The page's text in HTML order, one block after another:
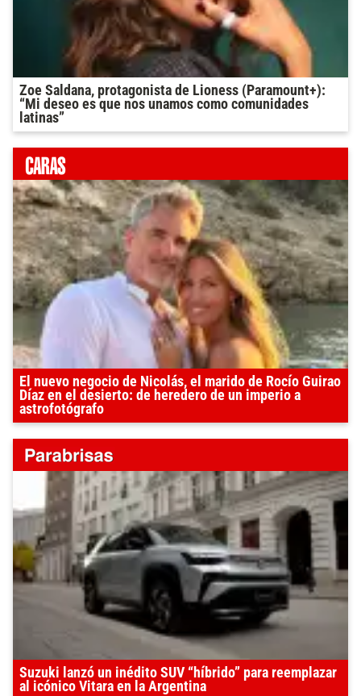
Zoe Saldana, protagonista de Lioness (Paramount+):
“Mi deseo es que nos unamos como comunidades
latinas”
El nuevo negocio de Nicolás, el marido de Rocío Guirao
Díaz en el desierto: de heredero de un imperio a
astrofotógrafo
Suzuki lanzó un inédito SUV “híbrido” para reemplazar
al icónico Vitara en la Argentina